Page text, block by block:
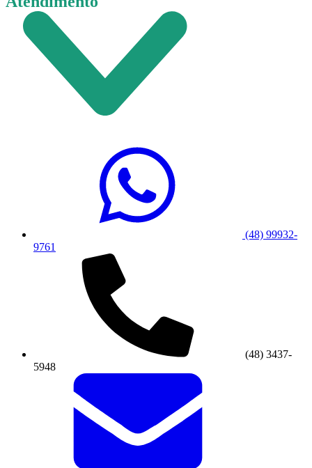
(48) 99932-
9761
(48) 3437-
5948